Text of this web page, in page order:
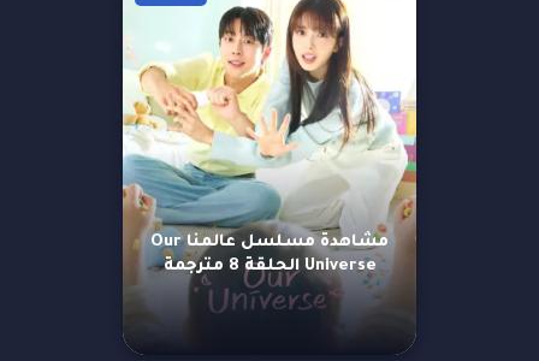
مشاهدة مسلسل عالمنا Our
Universe الحلقة 8 مترجمة